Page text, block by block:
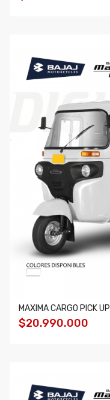
MAXIMA CARGO PICK UP
$20.990.000